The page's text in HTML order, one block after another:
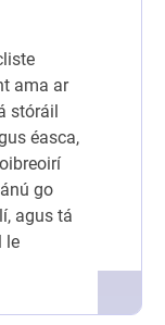
ama ar
stóráil
éasca,
go
agus tá
le